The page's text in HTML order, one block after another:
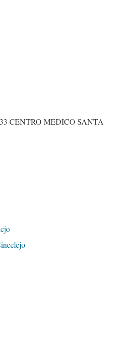
CENTRO MEDICO SANTA